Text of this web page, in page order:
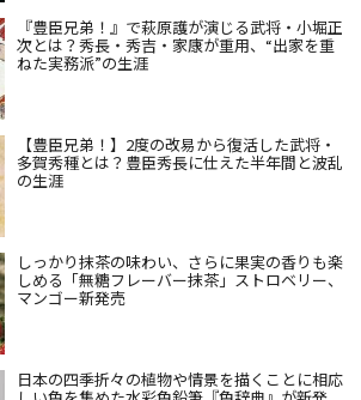
『豊臣兄弟！』で萩原護が演じる武将・小堀正
次とは？秀長・秀吉・家康が重用、“出家を重
ねた実務派”の生涯
【豊臣兄弟！】2度の改易から復活した武将・
多賀秀種とは？豊臣秀長に仕えた半年間と波乱
の生涯
しっかり抹茶の味わい、さらに果実の香りも楽
しめる「無糖フレーバー抹茶」ストロベリー、
マンゴー新発売
日本の四季折々の植物や情景を描くことに相応